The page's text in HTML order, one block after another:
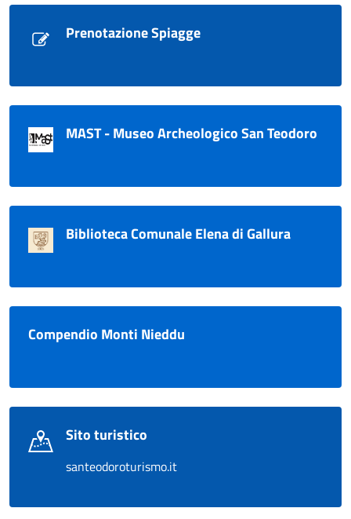
Prenotazione Spiagge
MAST - Museo Archeologico San Teodoro
Biblioteca Comunale Elena di Gallura
Compendio Monti Nieddu
Sito turistico
santeodoroturismo.it